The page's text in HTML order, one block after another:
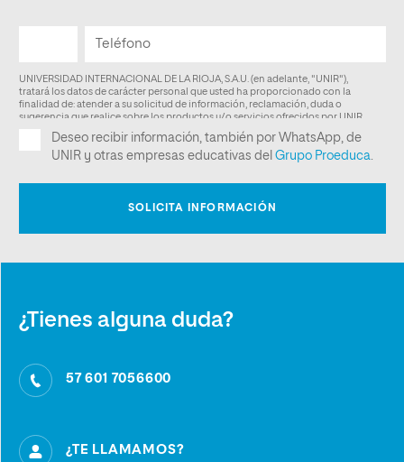
¿Tienes alguna duda?
57 601 7056600
¿TE LLAMAMOS?